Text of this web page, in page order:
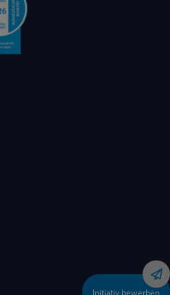
Initiativ bewerben